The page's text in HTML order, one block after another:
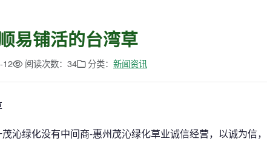
易铺活的台湾草
12 阅读次数：34 分类： 新闻资讯
沁绿化没有中间商-惠州茂沁绿化草业诚信经营，以诚为信